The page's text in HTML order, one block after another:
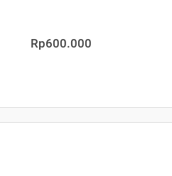
Rp600.000